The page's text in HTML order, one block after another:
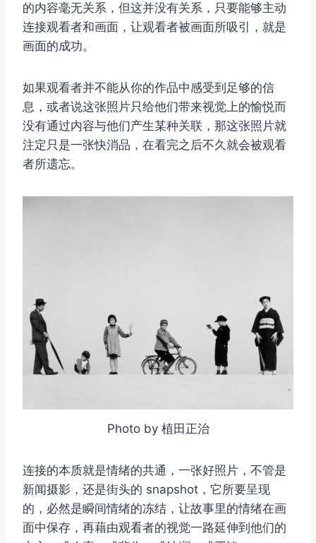
的内容毫无关系，但这并没有关系，只要能够主动
连接观看者和画面，让观看者被画面所吸引，就是
画面的成功。
如果观看者并不能从你的作品中感受到足够的信
息，或者说这张照片只给他们带来视觉上的愉悦而
没有通过内容与他们产生某种关联，那这张照片就
注定只是一张快消品，在看完之后不久就会被观看
者所遗忘。
Photo by 植田正治
连接的本质就是情绪的共通，一张好照片，不管是
新闻摄影，还是街头的 snapshot，它所要呈现
的，必然是瞬间情绪的冻结，让故事里的情绪在画
面中保存，再藉由观看者的视觉一路延伸到他们的